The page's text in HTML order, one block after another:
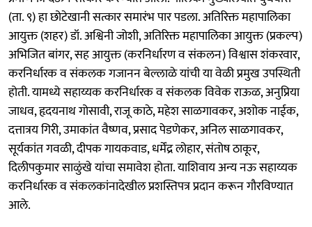
(ता. ९) हा छोटेखानी सत्कार समारंभ पार पडला. अतिरिक्त महापालिका
आयुक्त (शहर) डॉ. अश्विनी जोशी, अतिरिक्त महापालिका आयुक्त (प्रकल्प)
अभिजित बांगर, सह आयुक्त (करनिर्धारण व संकलन) विश्वास शंकरवार,
करनिर्धारक व संकलक गजानन बेल्लाळे यांची या वेळी प्रमुख उपस्थिती
होती. यामध्ये सहाय्यक करनिर्धारक व संकलक विवेक राऊळ, अनुप्रिया
जाधव, हृदयनाथ गोसावी, राजू काठे, महेश साळगावकर, अशोक नाईक,
दत्तात्रय गिरी, उमाकांत वैष्णव, प्रसाद पेडणेकर, अनिल साळगावकर,
सूर्यकांत गवळी, दीपक गायकवाड, धर्मेंद्र लोहार, संतोष ठाकूर,
दिलीपकुमार साळुंखे यांचा समावेश होता. याशिवाय अन्य नऊ सहाय्यक
करनिर्धारक व संकलकांनादेखील प्रशस्तिपत्र प्रदान करून गौरविण्यात
आले.